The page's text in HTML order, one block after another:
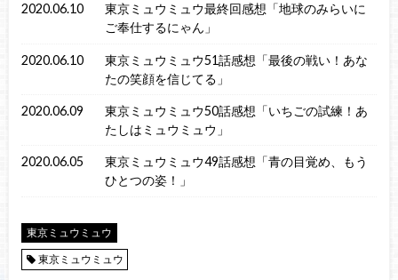
2020.06.10
東京ミュウミュウ最終回感想「地球のみらいに
ご奉仕するにゃん」
2020.06.10
東京ミュウミュウ51話感想「最後の戦い！あな
たの笑顔を信じてる」
2020.06.09
東京ミュウミュウ50話感想「いちごの試練！あ
たしはミュウミュウ」
2020.06.05
東京ミュウミュウ49話感想「青の目覚め、もう
ひとつの姿！」
東京ミュウミュウ
東京ミュウミュウ